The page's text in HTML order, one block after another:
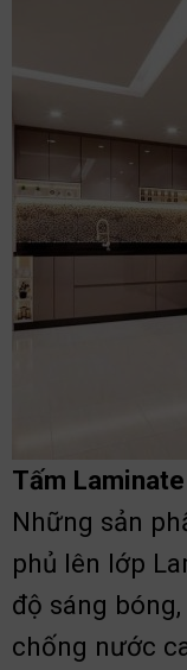
Tấm Laminate
Những sản
phủ lên lớp
độ sáng
chống nước